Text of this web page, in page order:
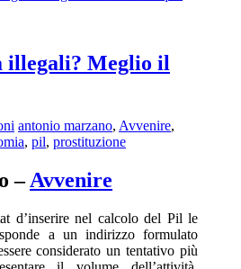
illegali? Meglio il
antonio marzano, Avvenire,
, pil, prostituzione
–Avvenire
d’inserire nel calcolo del Pil le
a un indirizzo formulato
considerato un tentativo più